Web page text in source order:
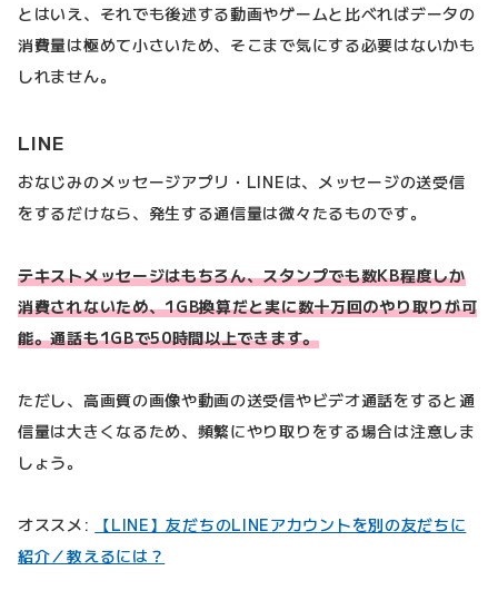
とはいえ、それでも後述する動画やゲームと比べればデータの
消費量は極めて小さいため、そこまで気にする必要はないかも
しれません。
LINE
おなじみのメッセージアプリ・LINEは、メッセージの送受信
をするだけなら、発生する通信量は微々たるものです。
テキストメッセージはもちろん、スタンプでも数KB程度しか
消費されないため、1GB換算だと実に数十万回のやり取りが可
能。通話も1GBで50時間以上できます。
ただし、高画質の画像や動画の送受信やビデオ通話をすると通
信量は大きくなるため、頻繁にやり取りをする場合は注意しま
しょう。
オススメ:
【LINE】友だちのLINEアカウントを別の友だちに
紹介／教えるには？